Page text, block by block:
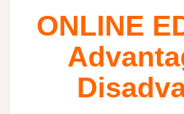
ONLINE